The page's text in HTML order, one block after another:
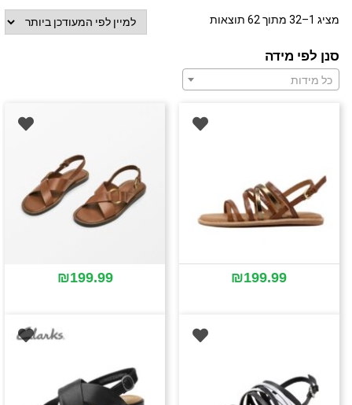
מציג 1–32 מתוך 62 תוצאות
סנן לפי מידה
כל מידות
₪199.99
₪199.99